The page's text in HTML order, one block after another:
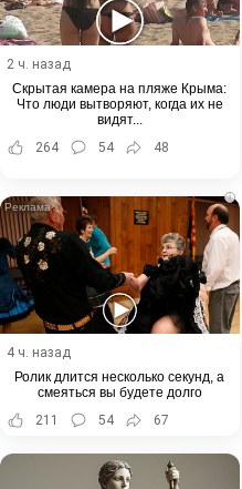
2 ч. назад
Скрытая камера на пляже Крыма:
Что люди вытворяют, когда их не
видят...
264
54 48
i
4 ч. назад
Ролик длится несколько секунд, а
смеяться вы будете долго
211
54 67